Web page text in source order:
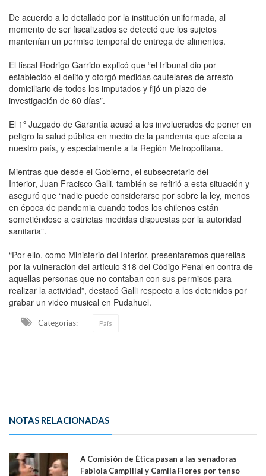
De acuerdo a lo detallado por la institución uniformada, al
momento de ser fiscalizados se detectó que los sujetos
mantenían un permiso temporal de entrega de alimentos.
El fiscal Rodrigo Garrido explicó que “el tribunal dio por
establecido el delito y otorgó medidas cautelares de arresto
domiciliario de todos los imputados y fijó un plazo de
investigación de 60 días”.
El 1º Juzgado de Garantía acusó a los involucrados de poner en
peligro la salud pública en medio de la pandemia que afecta a
nuestro país, y especialmente a la Región Metropolitana.
Mientras que desde el Gobierno, el subsecretario del
Interior, Juan Fracisco Galli, también se refirió a esta situación y
aseguró que “nadie puede considerarse por sobre la ley, menos
en época de pandemia cuando todos los chilenos están
sometiéndose a estrictas medidas dispuestas por la autoridad
sanitaria”.
“Por ello, como Ministerio del Interior, presentaremos querellas
por la vulneración del artículo 318 del Código Penal en contra de
aquellas personas que no contaban con sus permisos para
realizar la actividad”, destacó Galli respecto a los detenidos por
grabar un video musical en Pudahuel.
Categorias: País
NOTAS RELACIONADAS
A Comisión de Ética pasan a las senadoras
Fabiola Campillai y Camila Flores por tenso